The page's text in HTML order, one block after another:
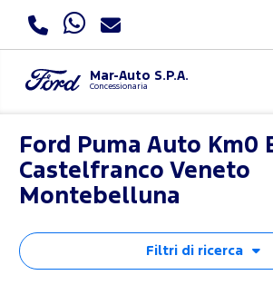
Mar-Auto S.P.A.
Concessionaria
Ford Puma Auto Km0
Castelfranco Veneto
Montebelluna
Filtri di ricerca